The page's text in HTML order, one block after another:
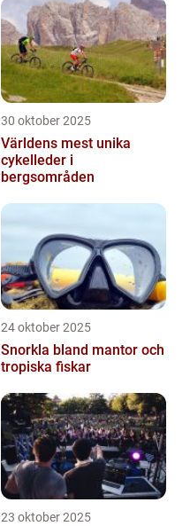
30 oktober 2025
Världens mest unika
cykelleder i
bergsområden
24 oktober 2025
Snorkla bland mantor och
tropiska fiskar
23 oktober 2025